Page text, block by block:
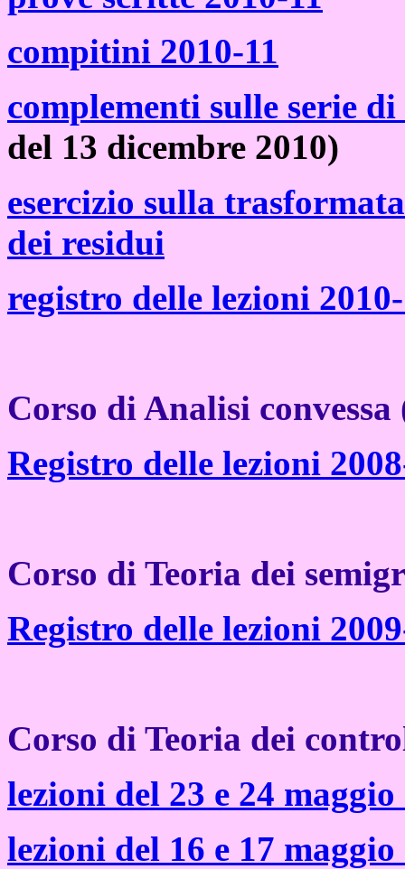
compitini 2010-11
complementi sulle serie
del 13 dicembre 2010)
esercizio sulla
dei residui
registro delle lezioni
Corso di Analisi
Registro delle lezioni
Corso di Teoria dei
Registro delle lezioni
Corso di Teoria dei
lezioni del 23 e 24 maggio
lezioni del 16 e 17 maggio